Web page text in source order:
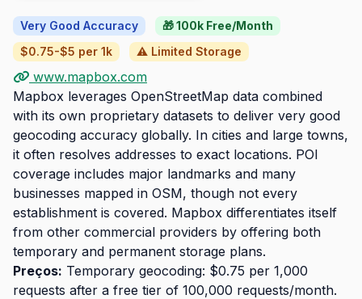
Very Good Accuracy
🎁 100k Free/Month
$0.75-$5 per 1k
⚠️ Limited Storage
www.mapbox.com
Mapbox leverages OpenStreetMap data combined
with its own proprietary datasets to deliver very good
geocoding accuracy globally. In cities and large towns,
it often resolves addresses to exact locations. POI
coverage includes major landmarks and many
businesses mapped in OSM, though not every
establishment is covered. Mapbox differentiates itself
from other commercial providers by offering both
temporary and permanent storage plans.
Preços: Temporary geocoding: $0.75 per 1,000
requests after a free tier of 100,000 requests/month.